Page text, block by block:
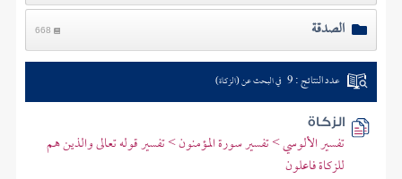
الصدقة 668
عدد النتائج : 9 في البحث عن (الزكاة)
الزكاة
تفسير الألوسي > تفسير سورة المؤمنون > تفسير قوله تعالى والذين هم
للزكاة فاعلون